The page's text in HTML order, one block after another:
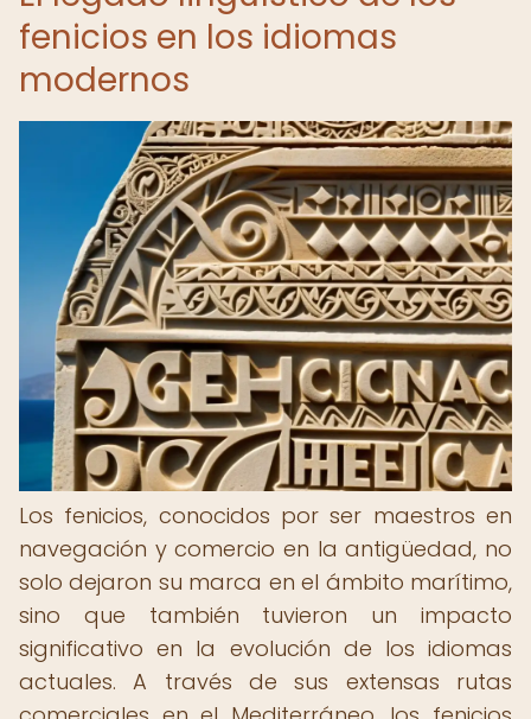
fenicios en los idiomas
modernos
Los fenicios, conocidos por ser maestros en
navegación y comercio en la antigüedad, no
solo dejaron su marca en el ámbito marítimo,
sino que también tuvieron un impacto
significativo en la evolución de los idiomas
actuales. A través de sus extensas rutas